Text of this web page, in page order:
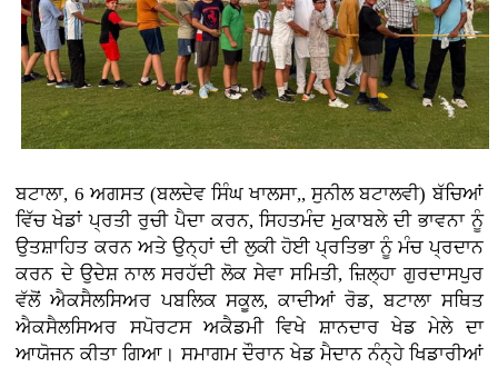
ਬਟਾਲਾ, 6 ਅਗਸਤ (ਬਲਦੇਵ ਸਿੰਘ ਖਾਲਸਾ,, ਸੁਨੀਲ ਬਟਾਲਵੀ) ਬੱਚਿਆਂ
ਵਿੱਚ ਖੇਡਾਂ ਪ੍ਰਤੀ ਰੁਚੀ ਪੈਦਾ ਕਰਨ, ਸਿਹਤਮੰਦ ਮੁਕਾਬਲੇ ਦੀ ਭਾਵਨਾ ਨੂੰ
ਉਤਸ਼ਾਹਿਤ ਕਰਨ ਅਤੇ ਉਨ੍ਹਾਂ ਦੀ ਲੁਕੀ ਹੋਈ ਪ੍ਰਤਿਭਾ ਨੂੰ ਮੰਚ ਪ੍ਰਦਾਨ
ਕਰਨ ਦੇ ਉਦੇਸ਼ ਨਾਲ ਸਰਹੱਦੀ ਲੋਕ ਸੇਵਾ ਸਮਿਤੀ, ਜ਼ਿਲ੍ਹਾ ਗੁਰਦਾਸਪੁਰ
ਵੱਲੋਂ ਐਕਸੈਲਸਿਅਰ ਪਬਲਿਕ ਸਕੂਲ, ਕਾਦੀਆਂ ਰੋਡ, ਬਟਾਲਾ ਸਥਿਤ
ਐਕਸੈਲਸਿਅਰ ਸਪੋਰਟਸ ਅਕੈਡਮੀ ਵਿਖੇ ਸ਼ਾਨਦਾਰ ਖੇਡ ਮੇਲੇ ਦਾ
ਆਯੋਜਨ ਕੀਤਾ ਗਿਆ। ਸਮਾਗਮ ਦੌਰਾਨ ਖੇਡ ਮੈਦਾਨ ਨੰਨ੍ਹੇ ਖਿਡਾਰੀਆਂ